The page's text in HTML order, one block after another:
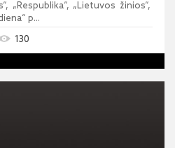
„Respublika“, „Lietuvos žinios“,
p...
130